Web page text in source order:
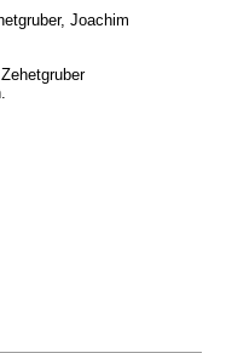
Joachim